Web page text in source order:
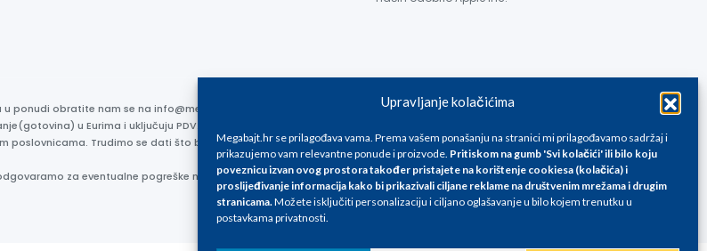
Upravljanje kolačićima
Megabajt.hr se prilagođava vama. Prema vašem ponašanju na stranici mi prilagođavamo sadržaj i
prikazujemo vam relevantne ponude i proizvode. Pritiskom na gumb 'Svi kolačići' ili bilo koju
poveznicu izvan ovog prostora također pristajete na korištenje cookiesa (kolačića) i
proslijeđivanje informacija kako bi prikazivali ciljane reklame na društvenim mrežama i drugim
stranicama.Možete isključiti personalizaciju i ciljano oglašavanje u bilo kojem trenutku u
postavkama privatnosti.
ponudi obratite nam se na info@megabajt.hr. Sve cijene su informativnog karaktera i podložne su promjenama, a
u Eurima i uključuju PDV. Sve cijene su iskazane isključivo za kupovinu putem webshop-a i mogu
poslovnicama. Trudimo se dati što bolji i točniji opis i sliku. Unatoč tome, ne možemo garantirati da su svi
za eventualne pogreške nastale u opisu proizvoda, greške prilikom štampanja te promjene cijena.